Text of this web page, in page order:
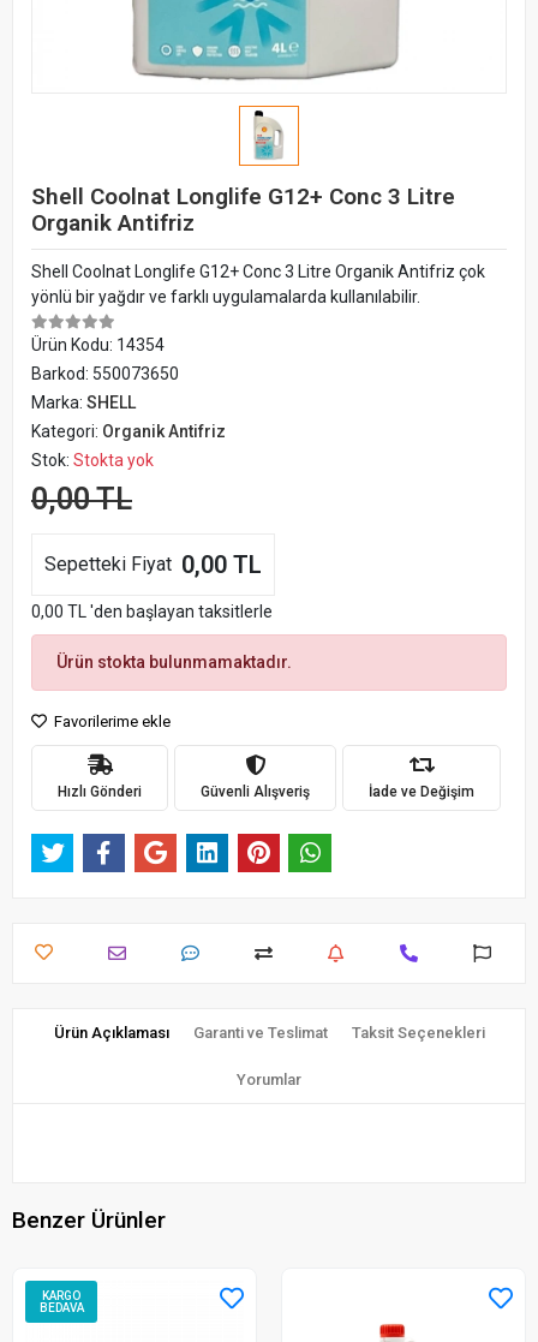
Shell Coolnat Longlife G12+ Conc 3 Litre
Organik Antifriz
Shell Coolnat Longlife G12+ Conc 3 Litre Organik Antifriz çok
yönlü bir yağdır ve farklı uygulamalarda kullanılabilir.
Ürün Kodu: 14354
Barkod: 550073650
Marka: SHELL
Kategori: Organik Antifriz
Stok: Stokta yok
0,00 TL
Sepetteki Fiyat 0,00 TL
0,00 TL 'den başlayan taksitlerle
Ürün stokta bulunmamaktadır.
Favorilerime ekle
Hızlı Gönderi Güvenli Alışveriş İade ve Değişim
Ürün Açıklaması Garanti ve Teslimat Taksit Seçenekleri
Yorumlar
Benzer Ürünler
KARGO
BEDAVA